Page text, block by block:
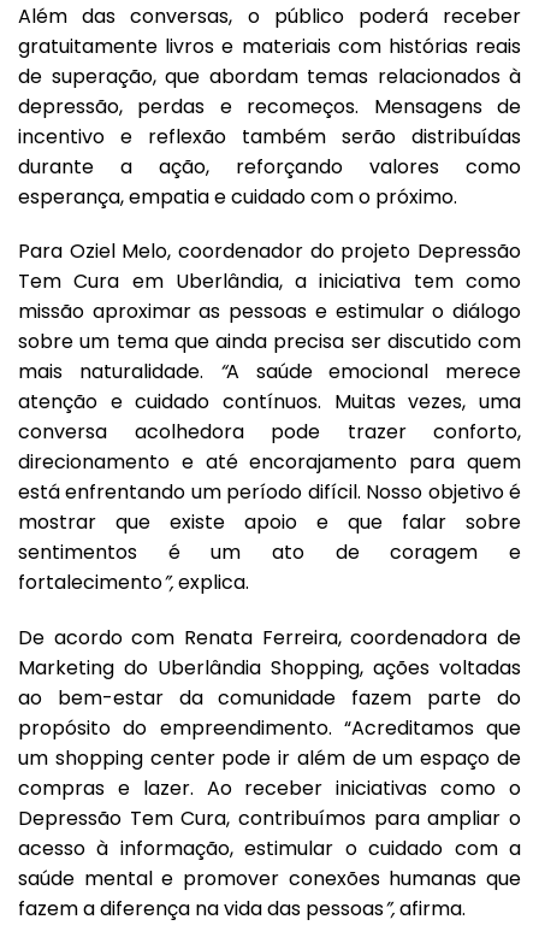
Além das conversas, o público poderá receber
gratuitamente livros e materiais com histórias reais
de superação, que abordam temas relacionados à
depressão, perdas e recomeços. Mensagens de
incentivo e reflexão também serão distribuídas
durante a ação, reforçando valores como
esperança, empatia e cuidado com o próximo.
Para Oziel Melo, coordenador do projeto Depressão
Tem Cura em Uberlândia, a iniciativa tem como
missão aproximar as pessoas e estimular o diálogo
sobre um tema que ainda precisa ser discutido com
mais naturalidade.
“A saúde emocional merece
atenção e cuidado contínuos. Muitas vezes, uma
conversa acolhedora pode trazer conforto,
direcionamento e até encorajamento para quem
está enfrentando um período difícil. Nosso objetivo é
mostrar que existe apoio e que falar sobre
sentimentos é um ato de coragem e
fortalecimento”,explica.
De acordo com Renata Ferreira, coordenadora de
Marketing do Uberlândia Shopping, ações voltadas
ao bem-estar da comunidade fazem parte do
propósito do empreendimento. “Acreditamos que
um shopping center pode ir além de um espaço de
compras e lazer. Ao receber iniciativas como o
Depressão Tem Cura, contribuímos para ampliar o
acesso à informação, estimular o cuidado com a
saúde mental e promover conexões humanas que
fazem a diferença na vida das pessoas”,afirma.